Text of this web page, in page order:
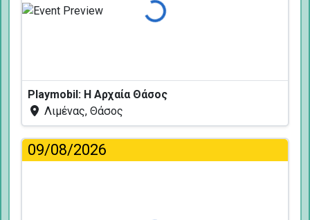
Φόρτωση...
Playmobil: Η Αρχαία Θάσος
Λιμένας, Θάσος
09/08/2026